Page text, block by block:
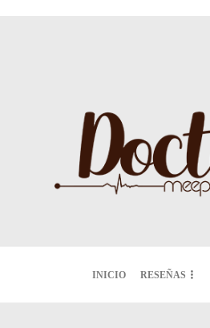
INICIO RESEÑAS